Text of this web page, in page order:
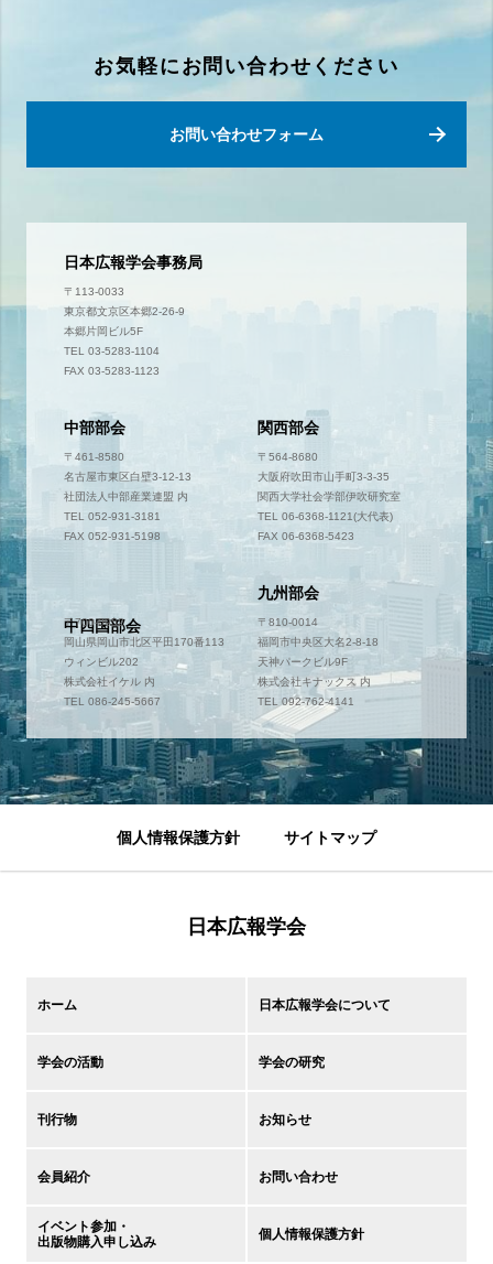
お気軽にお問い合わせください
お問い合わせフォーム
日本広報学会事務局
〒113-0033
東京都文京区本郷2-26-9
本郷片岡ビル5F
TEL 03-5283-1104
FAX 03-5283-1123
中部部会
〒461-8580
名古屋市東区白壁3-12-13
社団法人中部産業連盟 内
TEL 052-931-3181
FAX 052-931-5198
関西部会
〒564-8680
大阪府吹田市山手町3-3-35
関西大学社会学部伊吹研究室
TEL 06-6368-1121(大代表)
FAX 06-6368-5423
中四国部会
〒700-0952
岡山県岡山市北区平田170番113
ウィンビル202
株式会社イケル 内
TEL 086-245-5667
九州部会
〒810-0014
福岡市中央区大名2-8-18
天神パークビル9F
株式会社キナックス 内
TEL 092-762-4141
個人情報保護方針 サイトマップ
日本広報学会
ホーム 日本広報学会について
学会の活動 学会の研究
刊行物 お知らせ
会員紹介 お問い合わせ
イベント参加・
出版物購入申し込み
個人情報保護方針